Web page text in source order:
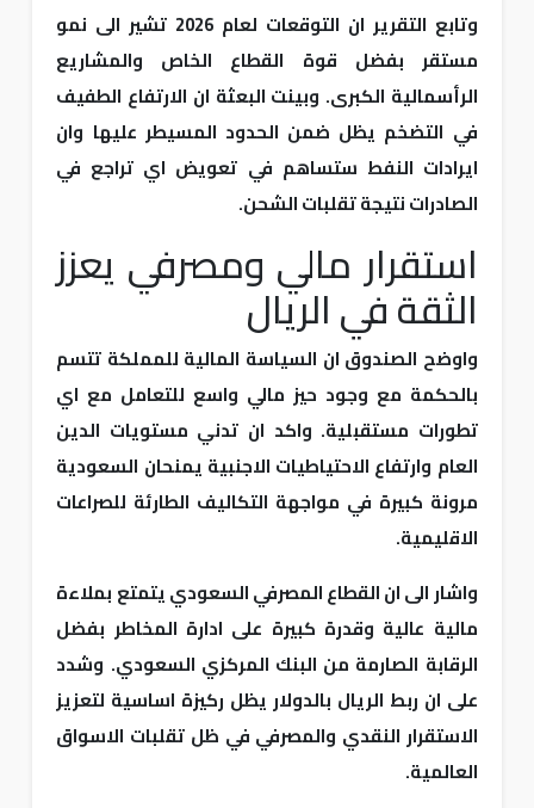
وتابع التقرير ان التوقعات لعام 2026 تشير الى نمو
مستقر بفضل قوة القطاع الخاص والمشاريع
الرأسمالية الكبرى. وبينت البعثة ان الارتفاع الطفيف
في التضخم يظل ضمن الحدود المسيطر عليها وان
ايرادات النفط ستساهم في تعويض اي تراجع في
الصادرات نتيجة تقلبات الشحن.
استقرار مالي ومصرفي يعزز
الثقة في الريال
واوضح الصندوق ان السياسة المالية للمملكة تتسم
بالحكمة مع وجود حيز مالي واسع للتعامل مع اي
تطورات مستقبلية. واكد ان تدني مستويات الدين
العام وارتفاع الاحتياطيات الاجنبية يمنحان السعودية
مرونة كبيرة في مواجهة التكاليف الطارئة للصراعات
الاقليمية.
واشار الى ان القطاع المصرفي السعودي يتمتع بملاءة
مالية عالية وقدرة كبيرة على ادارة المخاطر بفضل
الرقابة الصارمة من البنك المركزي السعودي. وشدد
على ان ربط الريال بالدولار يظل ركيزة اساسية لتعزيز
الاستقرار النقدي والمصرفي في ظل تقلبات الاسواق
العالمية.